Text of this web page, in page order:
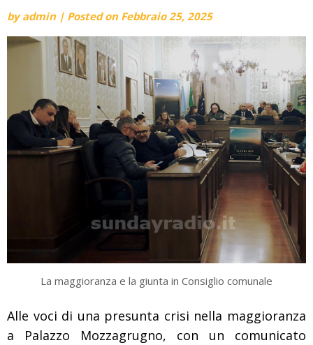
byadmin | Posted on Febbraio 25, 2025
La maggioranza e la giunta in Consiglio comunale
Alle voci di una presunta crisi nella maggioranza
a Palazzo Mozzagrugno, con un comunicato